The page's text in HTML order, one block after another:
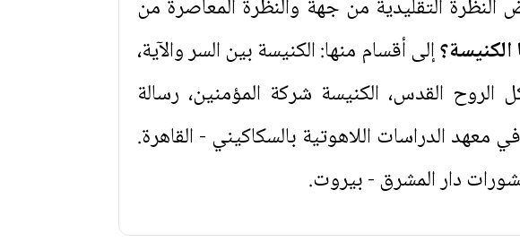
التقليدية من جهة والنظرة المعاصرة من
الكنيسة؟إلى أقسام منها: الكنيسة بين السر والآية،
القدس، الكنيسة شركة المؤمنين، رسالة
الدراسات اللاهوتية بالسكاكيني - القاهرة.
دار المشرق - بيروت.